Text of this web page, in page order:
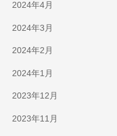
2024年4月
2024年3月
2024年2月
2024年1月
2023年12月
2023年11月